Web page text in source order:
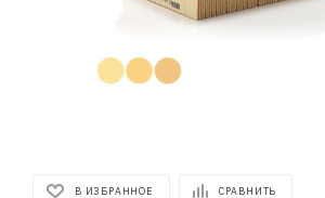
В ИЗБРАННОЕ СРАВНИТЬ